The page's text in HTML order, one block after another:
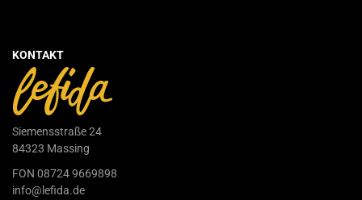
KONTAKT
Siemensstraße 24
84323 Massing
FON 08724 9669898
info@lefida.de